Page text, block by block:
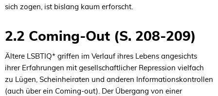
sich zogen, ist bislang kaum erforscht.
2.2 Coming-Out (S. 208-209)
Ältere LSBTIQ* griffen im Verlauf ihres Lebens angesichts
ihrer Erfahrungen mit gesellschaftlicher Repression vielfach
zu Lügen, Scheinheiraten und anderen Informationskontrollen
(auch über ein Coming-out). Der Übergang von einer